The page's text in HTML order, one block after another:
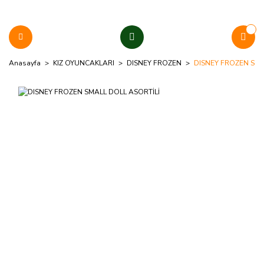
Anasayfa KIZ OYUNCAKLARI DISNEY FROZEN DISNEY FROZEN